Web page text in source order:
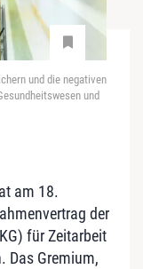
und die negativen
und
am 18.
der
für Zeitarbeit
Das Gremium,